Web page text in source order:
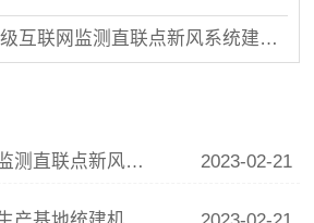
下一篇：长沙国家级互联网监测直联点新风系统建设项目
长沙国家级互联网监测直联点新风系统建设项目 2023-02-21